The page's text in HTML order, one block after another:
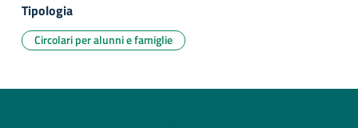
Tipologia
Circolari per alunni e famiglie